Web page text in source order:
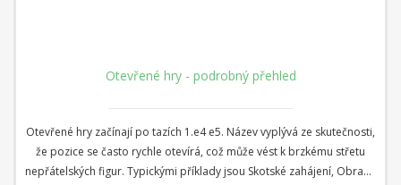
Otevřené hry - podrobný přehled
Otevřené hry začínají po tazích 1.e4 e5. Název vyplývá ze skutečnosti,
že pozice se často rychle otevírá, což může vést k brzkému střetu
nepřátelských figur. Typickými příklady jsou Skotské zahájení, Obrana